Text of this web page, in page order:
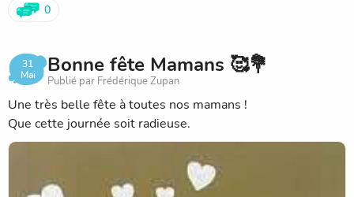
0
31
Mai
Bonne fête Mamans 🥰💐
Publié par Frédérique Zupan
Une très belle fête à toutes nos mamans !
Que cette journée soit radieuse.